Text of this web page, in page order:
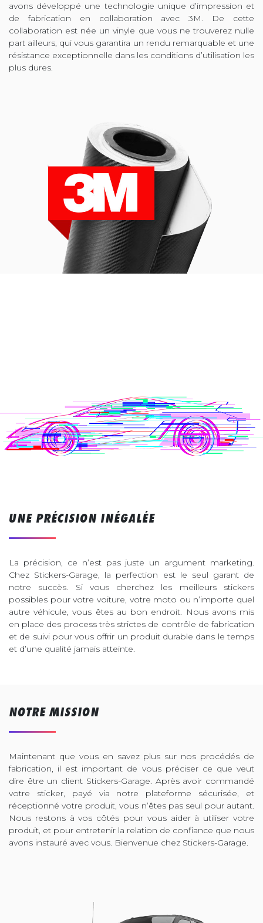
avons développé une technologie unique d’impression et
de fabrication en collaboration avec 3M. De cette
collaboration est née un vinyle que vous ne trouverez nulle
part ailleurs, qui vous garantira un rendu remarquable et une
résistance exceptionnelle dans les conditions d’utilisation les
plus dures.
UNE PRÉCISION INÉGALÉE
La précision, ce n’est pas juste un argument marketing.
Chez Stickers-Garage, la perfection est le seul garant de
notre succès. Si vous cherchez les meilleurs stickers
possibles pour votre voiture, votre moto ou n’importe quel
autre véhicule, vous êtes au bon endroit. Nous avons mis
en place des process très strictes de contrôle de fabrication
et de suivi pour vous offrir un produit durable dans le temps
et d’une qualité jamais atteinte.
NOTRE MISSION
Maintenant que vous en savez plus sur nos procédés de
fabrication, il est important de vous préciser ce que veut
dire être un client Stickers-Garage. Après avoir commandé
votre sticker, payé via notre plateforme sécurisée, et
réceptionné votre produit, vous n’êtes pas seul pour autant.
Nous restons à vos côtés pour vous aider à utiliser votre
produit, et pour entretenir la relation de confiance que nous
avons instauré avec vous. Bienvenue chez Stickers-Garage.